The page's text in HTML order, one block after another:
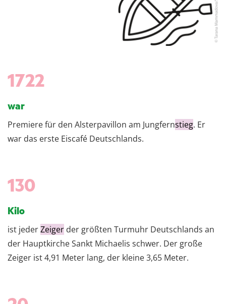
1722
war
Premiere für den Alsterpavillon am Jungfernstieg. Er
war das erste Eiscafé Deutschlands.
130
Kilo
ist jederZeiger der größten Turmuhr Deutschlands an
der Hauptkirche Sankt Michaelis schwer. Der große
Zeiger ist 4,91 Meter lang, der kleine 3,65 Meter.